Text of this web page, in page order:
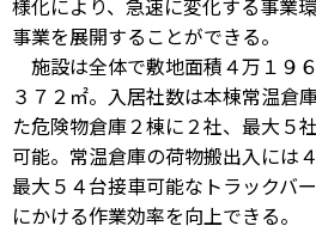
様化により、急速に変化する事業
事業を展開することができる。
施設は全体で敷地面積４万１９
３７２㎡。入居社数は本棟常温倉
た危険物倉庫２棟に２社、最大５
可能。常温倉庫の荷物搬出入には
最大５４台接車可能なトラックバ
にかける作業効率を向上できる。